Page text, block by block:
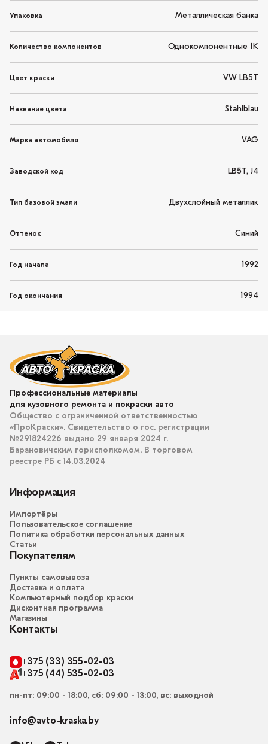
Упаковка Металлическая банка
Количество компонентов Однокомпонентные 1K
Цвет краски VW LB5T
Название цвета Stahlblau
Марка автомобиля VAG
Заводской код LB5T, J4
Тип базовой эмали Двухслойный металлик
Оттенок Синий
Год начала 1992
Год окончания 1994
Профессиональные материалы
для кузовного ремонта и покраски авто
Общество с ограниченной ответственностью
«ПроКраски». Свидетельство о гос. регистрации
№291824226 выдано 29 января 2024 г.
Барановичским горисполкомом. В торговом
реестре РБ с 14.03.2024
Информация
Импортёры
Пользовательское соглашение
Политика обработки персональных данных
Статьи
Покупателям
Пункты самовывоза
Доставка и оплата
Компьютерный подбор краски
Дисконтная программа
Магазины
Контакты
+375 (33) 355-02-03
+375 (44) 535-02-03
пн-пт: 09:00 - 18:00, сб: 09:00 - 13:00, вс: выходной
info@avto-kraska.by